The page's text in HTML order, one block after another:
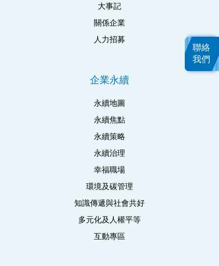
大事記
關係企業
人力招募
企業永續
永續地圖
永續焦點
永續策略
永續治理
幸福職場
環境及碳管理
知識傳遞與社會共好
多元化及人權平等
互動專區
聯絡
我們